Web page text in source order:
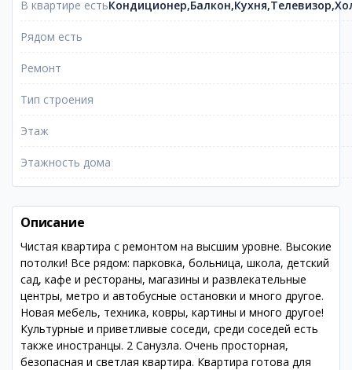
В квартире есть
Рядом есть
Ремонт
Тип строения
Этаж
Этажность дома
Описание
Чистая квартира с ремонтом на высшим уровне. Высокие
потолки! Все рядом: парковка, больница, школа, детский
сад, кафе и рестораны, магазины и развлекательные
центры, метро и автобусные остановки и много другое.
Новая мебель, техника, ковры, картины и много другое!
Культурные и приветливые соседи, среди соседей есть
также иностранцы. 2 Санузла. Очень просторная,
безопасная и светлая квартира. Квартира готова для